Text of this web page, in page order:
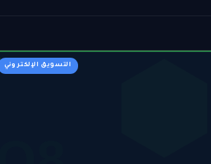
التسويق الإلكتروني